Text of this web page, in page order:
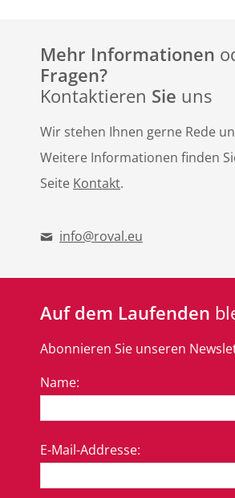
Mehr Informationen
Fragen?
Kontaktieren Sie uns
Wir stehen Ihnen gerne Rede
Weitere Informationen finden
Seite Kontakt.
info@roval.eu
Auf dem Laufenden
Abonnieren Sie unseren
Name:
E-Mail-Addresse: